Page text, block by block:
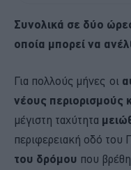
Συνολικά σε δύο
οποία μπορεί να
Για πολλούς μήνες οι
νέους περιορισμούς
μέγιστη ταχύτητα
περιφερειακή οδό του
του δρόμου που